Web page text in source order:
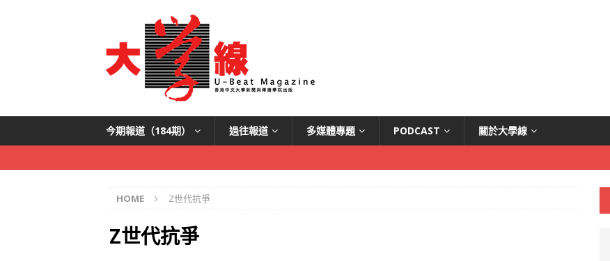
今期報道（184期） 過往報道 多媒體專題 PODCAST 關於大學線
HOME Z世代抗爭
Z世代抗爭